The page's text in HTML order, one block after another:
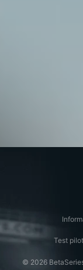
Test
© 2026